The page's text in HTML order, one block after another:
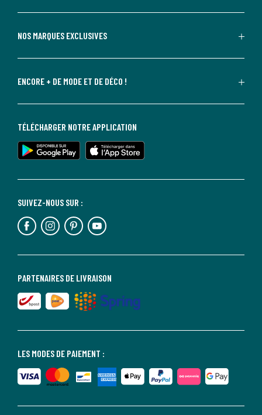
NOS MARQUES EXCLUSIVES
ENCORE + DE MODE ET DE DÉCO !
LES MODES DE PAIEMENT :
PARTENAIRES DE LIVRAISON
SUIVEZ-NOUS SUR :
TÉLÉCHARGER NOTRE APPLICATION